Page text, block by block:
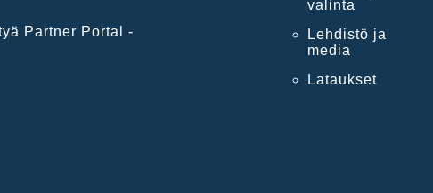
Partner Portal -
valinta
Lehdistö ja
media
Lataukset